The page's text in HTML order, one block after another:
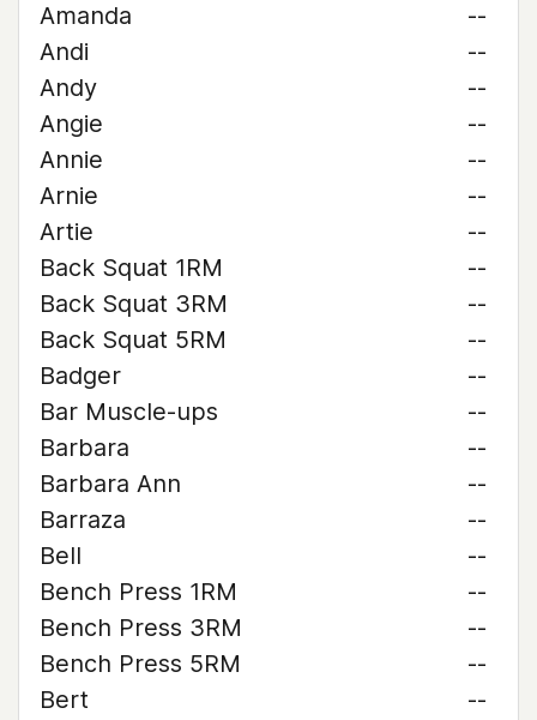
Amanda
--
Andi
--
Andy
--
Angie
--
Annie
--
Arnie
--
Artie
--
Back Squat 1RM
--
Back Squat 3RM
--
Back Squat 5RM
--
Badger
--
Bar Muscle-ups
--
Barbara
--
Barbara Ann
--
Barraza
--
Bell
--
Bench Press 1RM
--
Bench Press 3RM
--
Bench Press 5RM
--
Bert
--